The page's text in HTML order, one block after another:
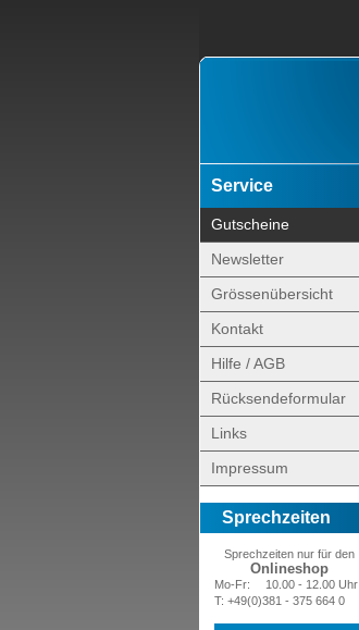
Service
Gutscheine
Newsletter
Grössenübersicht
Kontakt
Hilfe / AGB
Rücksendeformular
Links
Impressum
Sprechzeiten
Sprechzeiten nur für den
Onlineshop
Mo-Fr:
10.00 - 12.00 Uhr
T: +49(0)381 - 375 664 0